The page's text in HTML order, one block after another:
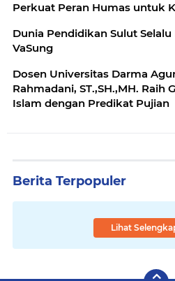
Perkuat Peran Humas untuk
Dunia Pendidikan Sulut
VaSung
Dosen Universitas Darma
Rahmadani, ST.,SH.,MH.
Islam dengan Predikat Pujian
Berita Terpopuler
Lihat